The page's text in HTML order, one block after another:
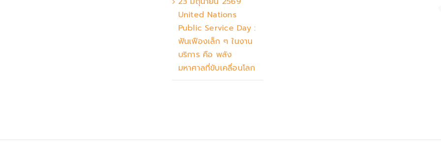
United Nations
Public Service Day :
ฟันเฟืองเล็ก ๆ ในงาน
บริการ คือ พลัง
มหาศาลที่ขับเคลื่อนโลก